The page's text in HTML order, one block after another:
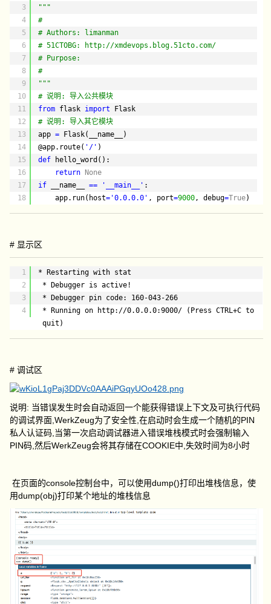
3
4
5
6
7
8
9
10
11
12
13
14
15
16
17
18
"""
#
# Authors: limanman
# 51CTOBG: http://xmdevops.blog.51cto.com/
# Purpose:
#
"""
# 说明: 导入公共模块
from flask import
Flask
# 说明: 导入其它模块
app =
Flask(__name__)
@app.route( '/' )
def
hello_word():
return
None
if
__name__ == '__main__' :
app.run(host= '0.0.0.0' , port=9000, debug=True)
# 显示区
1
2
3
4
* Restarting with stat
* Debugger is active!
* Debugger pin code: 160-043-266
* Running on http://0.0.0.0:9000/ (Press CTRL+C to
quit)
# 调试区
说明: 当错误发生时会自动返回一个能获得错误上下文及可执行代码
的调试界面,WerkZeug为了安全性,在启动时会生成一个随机的PIN
私人认证码,当第一次启动调试器进入错误堆栈模式时会强制输入
PIN码,然后WerkZeug会将其存储在COOKIE中,失效时间为8小时
在页面的console控制台中，可以使用dump()打印出堆栈信息，使
用dump(obj)打印某个地址的堆栈信息